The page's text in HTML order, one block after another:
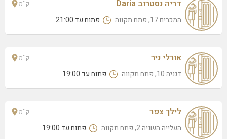
דריה נסטרוב Daria
המכבים 17, פתח תקווה פתוח עד 21:00
ק''מ
אורלי ניר
דגניה 10, פתח תקווה פתוח עד 19:00
ק''מ
לילך צפר
העלייה השניה 2, פתח תקווה פתוח עד 19:00
ק''מ